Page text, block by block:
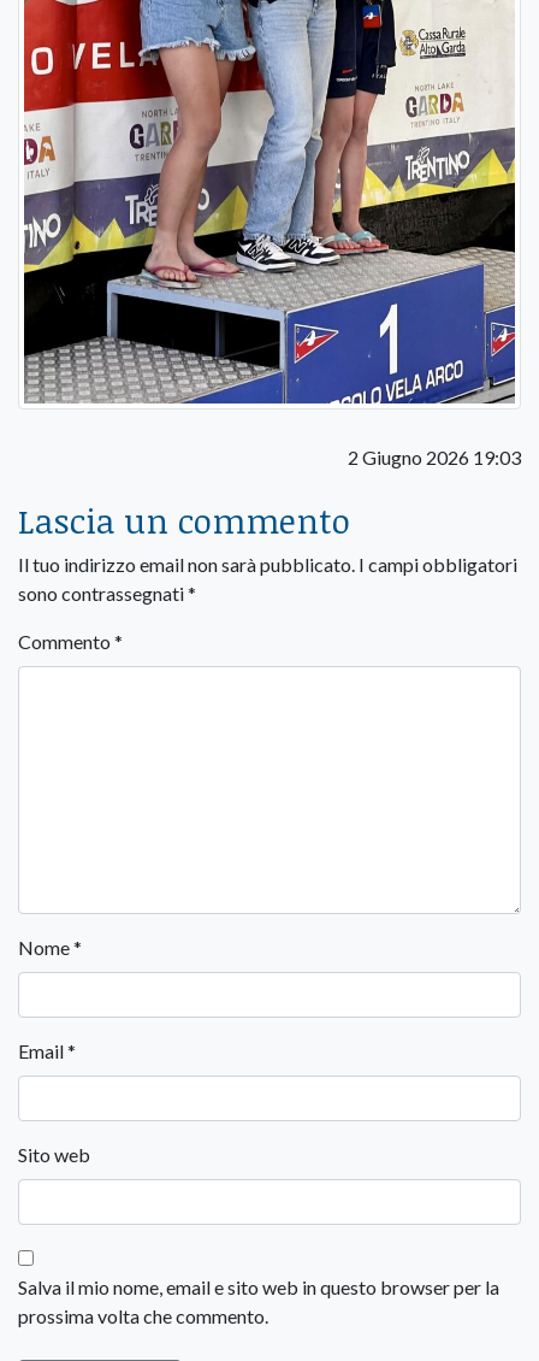
2 Giugno 2026 19:03
Lascia un commento
Il tuo indirizzo email non sarà pubblicato. I campi obbligatori
sono contrassegnati*
Commento *
Nome*
Email*
Sito web
Salva il mio nome, email e sito web in questo browser per la
prossima volta che commento.